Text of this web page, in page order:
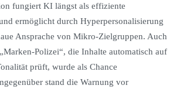
fungiert KI längst als effiziente
ermöglicht durch Hyperpersonalisierung
Ansprache von Mikro-Zielgruppen. Auch
Polizei“, die Inhalte automatisch auf
prüft, wurde als Chance
stand die Warnung vor